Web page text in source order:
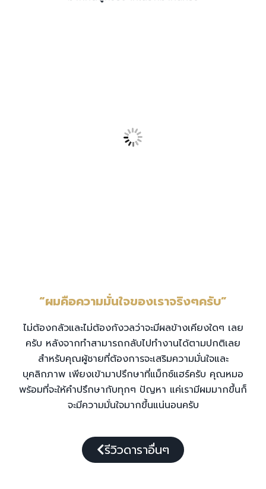
“ผมคือความมั่นใจของเราจริงๆครับ”
ไม่ต้องกลัวและไม่ต้องกังวลว่าจะมีผลข้างเคียงใดๆ เลย
ครับ หลังจากทำสามารถกลับไปทำงานได้ตามปกติเลย
สำหรับคุณผู้ชายที่ต้องการจะเสริมความมั่นใจและ
บุคลิกภาพ เพียงเข้ามาปรึกษาที่แม็กซ์แฮร์ครับ คุณหมอ
พร้อมที่จะให้คำปรึกษากับทุกๆ ปัญหา แค่เรามีผมมากขึ้นก็
จะมีความมั่นใจมากขึ้นแน่นอนครับ
รีวิวดาราอื่นๆ